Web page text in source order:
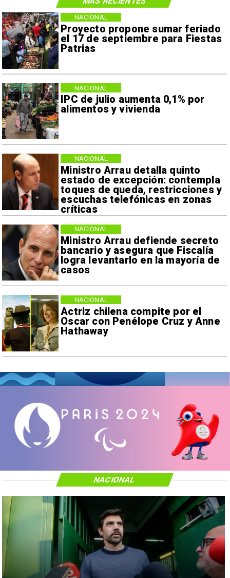
Proyecto propone sumar feriado
el 17 de septiembre para Fiestas
Patrias
NACIONAL
IPC de julio aumenta 0,1% por
alimentos y vivienda
NACIONAL
Ministro Arrau detalla quinto
estado de excepción: contempla
toques de queda, restricciones y
escuchas telefónicas en zonas
críticas
NACIONAL
Ministro Arrau defiende secreto
bancario y asegura que Fiscalía
logra levantarlo en la mayoría de
casos
NACIONAL
Actriz chilena compite por el
Oscar con Penélope Cruz y Anne
Hathaway
NACIONAL
NACIONAL